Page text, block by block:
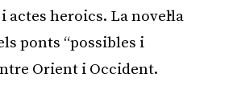
heroics. La novel·la
ponts “possibles i
Orient i Occident.